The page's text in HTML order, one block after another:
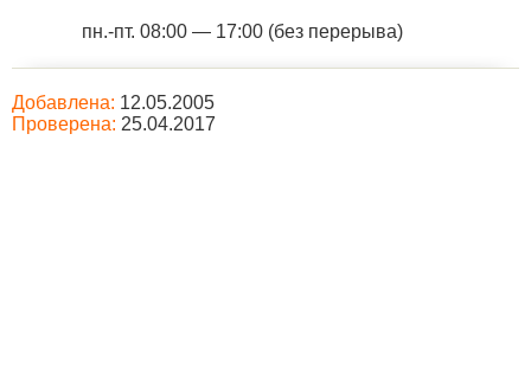
пн.-пт. 08:00 — 17:00 (без перерыва)
Добавлена: 12.05.2005
Проверена: 25.04.2017